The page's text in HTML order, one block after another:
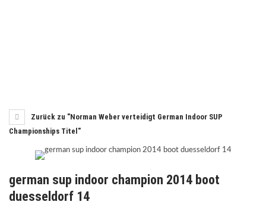
Zurück zu "Norman Weber verteidigt German Indoor SUP
Championships Titel"
german sup indoor champion 2014 boot
duesseldorf 14